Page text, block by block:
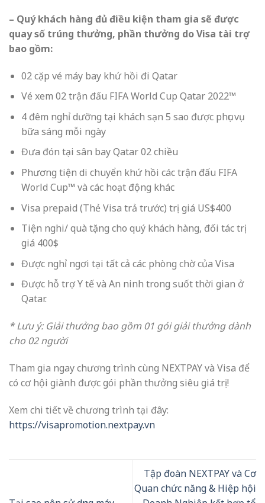
– Quý khách hàng đủ điều kiện tham gia sẽ được
quay số trúng thưởng, phần thưởng doVisa tài trợ
bao gồm:
02 cặp vé máy bay khứ hồi đi Qatar
Vé xem 02 trận đấu FIFA World Cup Qatar 2022™
4 đêm nghỉ dưỡng tại khách sạn 5 sao được phục vụ
bữa sáng mỗi ngày
Đưa đón tại sân bay Qatar 02 chiều
Phương tiện di chuyển khứ hồi các trận đấu FIFA
World Cup™ và các hoạt động khác
Visa prepaid (ThẻVisa trả trước) trị giá US$400
Tiện nghi/ quà tặng cho quý khách hàng, đối tác trị
giá 400$
Được nghỉ ngơi tại tất cả các phòng chờ của Visa
Được hỗ trợ Y tế và An ninh trong suốt thời gian ở
Qatar.
* Lưu ý: Giải thưởng bao gồm 01 gói giải thưởng dành
cho 02 người
Tham gia ngay chương trình cùng NEXTPAY và Visa để
có cơ hội giành được gói phần thưởng siêu giá trị!
Xem chi tiết về chương trình tại đây:
https://visapromotion.nextpay.vn
Tập đoàn NEXTPAY và Cơ
Quan chức năng & Hiệp hội